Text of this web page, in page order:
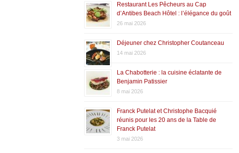
Restaurant Les Pêcheurs au Cap
d’Antibes Beach Hôtel : l’élégance du goût
26 mai 2026
Déjeuner chez Christopher Coutanceau
14 mai 2026
La Chabotterie : la cuisine éclatante de
Benjamin Patissier
8 mai 2026
Franck Putelat et Christophe Bacquié
réunis pour les 20 ans de la Table de
Franck Putelat
3 mai 2026